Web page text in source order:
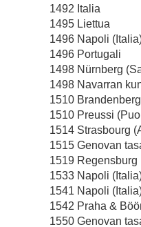
1492 Italia
1495 Liettua
1496 Napoli
1496 Portugali
1498 Nürnberg
1498 Navarran
1510
1510 Preussi
1514 Strasbourg
1515 Genovan
1519 Regensburg
1533 Napoli
1541 Napoli
1542 Praha &
1550 Genovan